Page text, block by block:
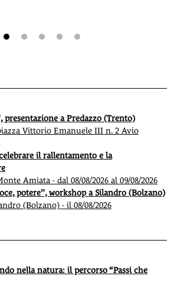
a Predazzo (Trento)
Vittorio Emanuele III n. 2 Avio
il rallentamento e la
Amiata - dal 08/08/2026 al 09/08/2026
potere", workshop a Silandro (Bolzano)
(Bolzano) - il 08/08/2026
nella natura: il percorso “Passi che